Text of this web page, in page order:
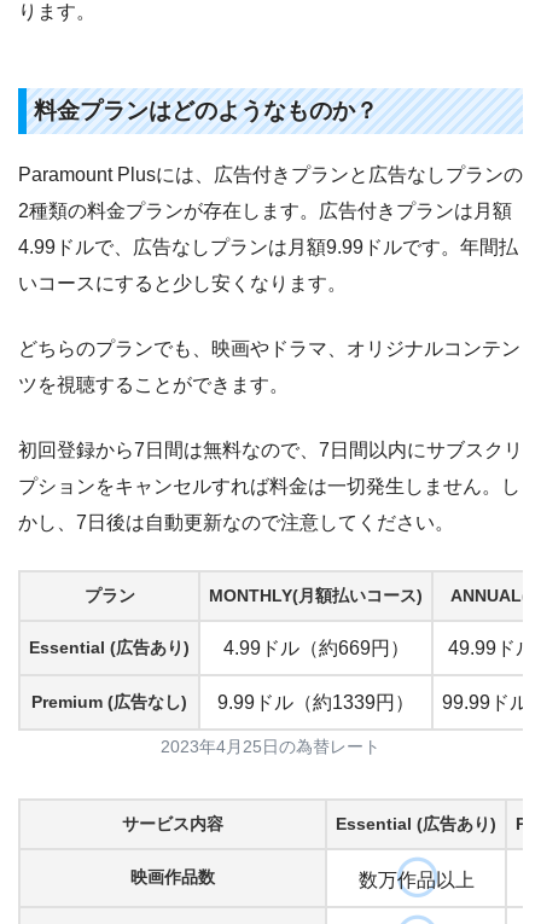
ります。
料金プランはどのようなものか？
Paramount Plusには、広告付きプランと広告なしプランの
2種類の料金プランが存在します。広告付きプランは月額
4.99ドルで、広告なしプランは月額9.99ドルです。年間払
いコースにすると少し安くなります。
どちらのプランでも、映画やドラマ、オリジナルコンテン
ツを視聴することができます。
初回登録から7日間は無料なので、7日間以内にサブスクリ
プションをキャンセルすれば料金は一切発生しません。し
かし、7日後は自動更新なので注意してください。
プラン MONTHLY(月額払いコース) ANNUAL(
Essential (広告あり) 4.99ドル（約669円） 49.99ドル
Premium (広告なし) 9.99ドル（約1339円） 99.99ドル
2023年4月25日の為替レート
サービス内容 Essential (広告あり)
映画作品数 数万作品以上